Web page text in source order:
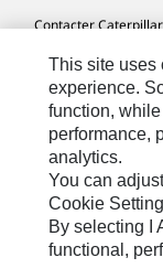
Contacter Caterpillar
Mes Préférences
Plan Du Site
Cookie Settings
Légales
Confidentialité
This site uses
experience.
function,
performance,
analytics.
You can
Cookie
By selecting I
functional,